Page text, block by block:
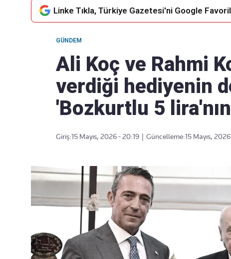
akışımıza ulaşın
Linke Tıkla, Türkiye Gazetesi'ni Google
GÜNDEM
Ali Koç ve Rahmi
verdiği hediyenin
'Bozkurtlu 5 lira'nın
Giriş:15 Mayıs, 2026 - 20:19 Güncelleme:15 Mayıs,